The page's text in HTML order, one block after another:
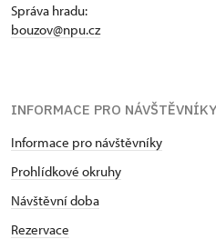
Správa hradu:
bouzov@npu.cz
INFORMACE PRO NÁVŠTĚVNÍKY
Informace pro návštěvníky
Prohlídkové okruhy
Návštěvní doba
Rezervace